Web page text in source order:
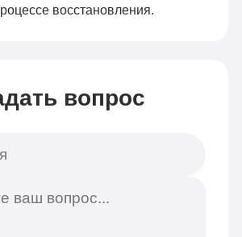
восстановления.
вопрос